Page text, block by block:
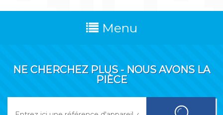
Menu
NE CHERCHEZ PLUS - NOUS AVONS LA
PIÈCE